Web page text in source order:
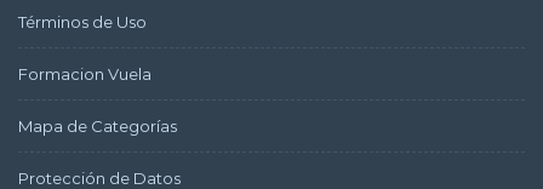
Términos de Uso
Formacion Vuela
Mapa de Categorías
Protección de Datos